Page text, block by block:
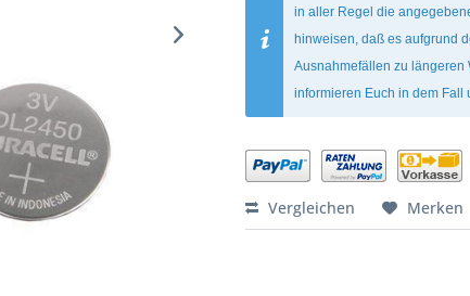
in aller Regel die
hinweisen, daß es aufgrund
Ausnahmefällen zu längeren
informieren Euch in dem Fall
Vergleichen Merken